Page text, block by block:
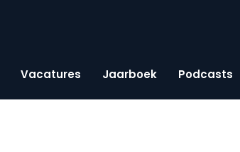
Vacatures Jaarboek Podcasts